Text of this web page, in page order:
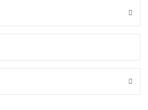
Selenoid Vana Geca (Normalde Açık)
Sepete Ekle